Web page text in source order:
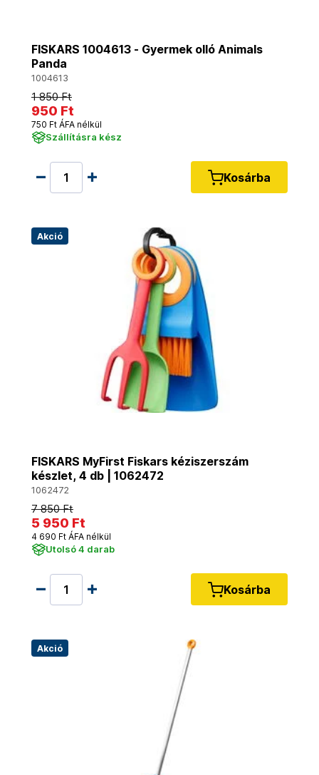
FISKARS 1004613 - Gyermek olló Animals
Panda
1004613
1 850 Ft
950 Ft
750 Ft ÁFA nélkül
Szállításra kész
Kosárba
Akció
FISKARS MyFirst Fiskars kéziszerszám
készlet, 4 db | 1062472
1062472
7 850 Ft
5 950 Ft
4 690 Ft ÁFA nélkül
Utolsó 4 darab
Kosárba
Akció